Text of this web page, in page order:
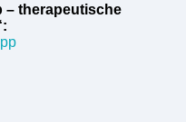
– therapeutische